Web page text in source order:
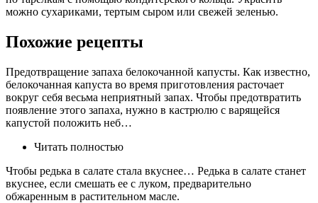
можно сухариками, тертым сыром или свежей зеленью.
Похожие рецепты
Предотвращение запаха белокочанной капусты. Как известно,
белокочанная капуста во время приготовления расточает
вокруг себя весьма неприятный запах. Чтобы предотвратить
появление этого запаха, нужно в кастрюлю с варящейся
капустой положить неб…
Читать полностью
Чтобы редька в салате стала вкуснее… Редька в салате станет
вкуснее, если смешать ее с луком, предварительно
обжаренным в растительном масле.